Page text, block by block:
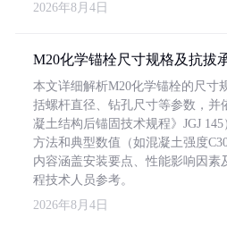
2026年8月4日
M20化学锚栓尺寸规格及抗拔
本文详细解析M20化学锚栓的尺寸
括螺杆直径、钻孔尺寸等参数，并
凝土结构后锚固技术规程》JGJ
方法和典型数值（如混凝土强度
内容涵盖安装要点、性能影响因素
程技术人员参考。
2026年8月4日